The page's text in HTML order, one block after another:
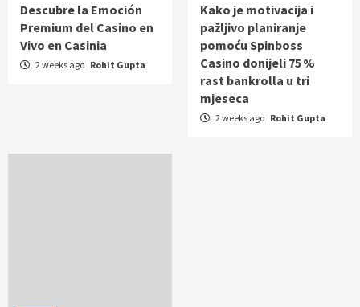
Descubre la Emoción
Premium del Casino en
Vivo en Casinia
2 weeks ago Rohit Gupta
Kako je motivacija i
pažljivo planiranje
pomoću Spinboss
Casino donijeli 75 %
rast bankrolla u tri
mjeseca
2 weeks ago Rohit Gupta